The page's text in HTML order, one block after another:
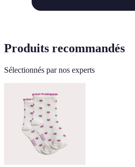
Produits recommandés
Sélectionnés par nos experts